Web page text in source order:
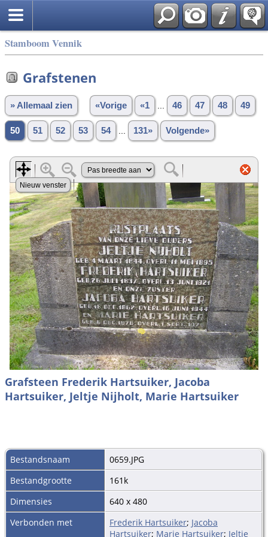
Stamboom Vennik
Grafstenen
» Allemaal zien «Vorige «1 46 47 48 49
50 51 52 53 54 131» Volgende»
Grafsteen Frederik Hartsuiker, Jacoba
Hartsuiker, Jeltje Nijholt, Marie Hartsuiker
Bestandsnaam
0659.JPG
Bestandgrootte
161k
Dimensies
640 x 480
Verbonden met
Frederik Hartsuiker; Jacoba
Hartsuiker; Marie Hartsuiker; Jeltje